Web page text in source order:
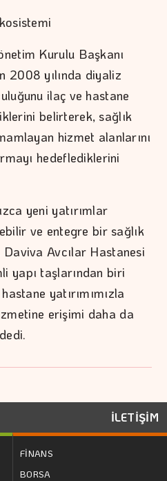
Kurulu Başkanı
2008 yılında diyaliz
ilaç ve hastane
belirterek, sağlık
hizmet alanlarını
hedeflediklerini
yeni yatırımlar
ve entegre bir sağlık
Avcılar Hastanesi
yapı taşlarından biri
yatırımımızla
erişimi daha da
İLETİŞİM
FİNANS
BORSA